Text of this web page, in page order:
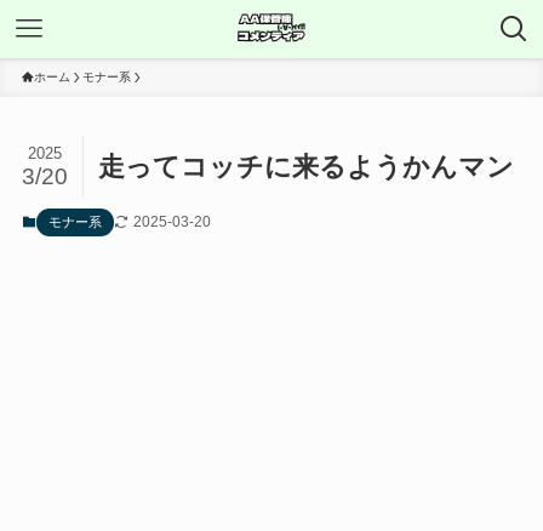
ホーム モナー系
走ってコッチに来るようかんマン
2025
3/20
モナー系 2025-03-20